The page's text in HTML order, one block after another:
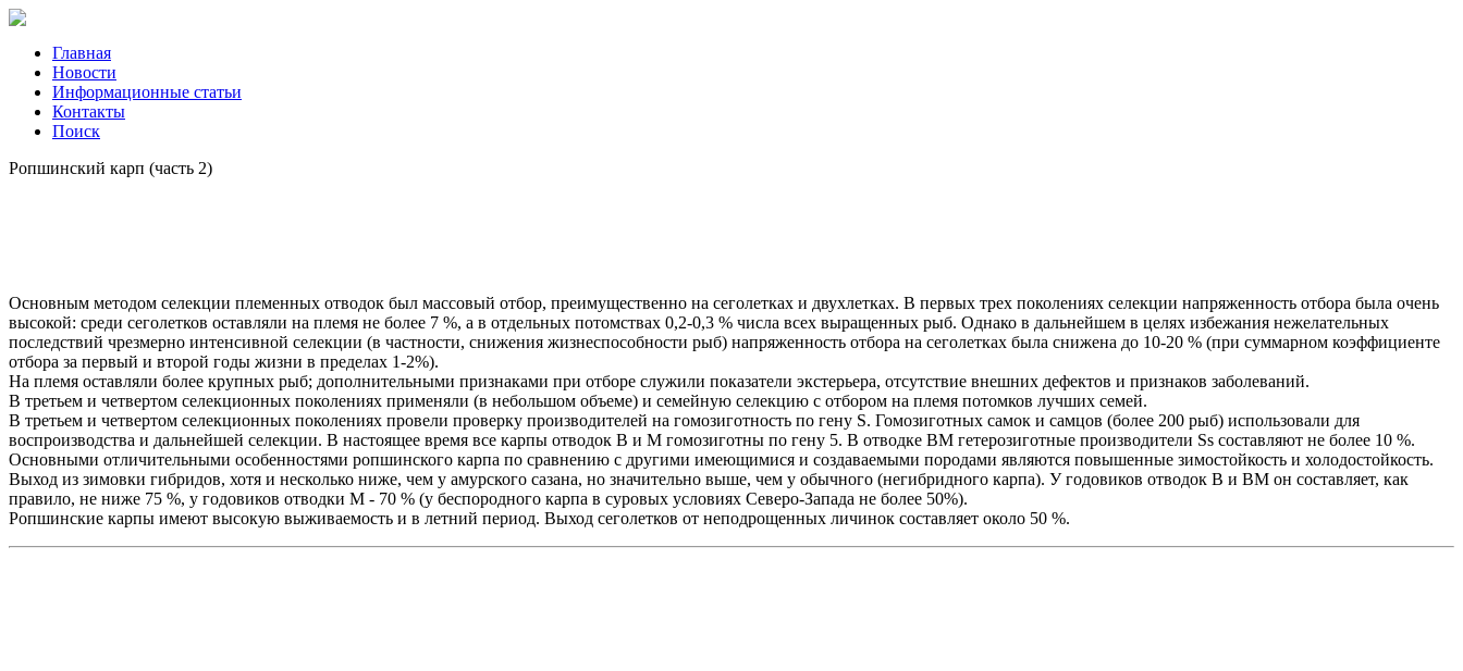
Главная
Новости
Информационные статьи
Контакты
Поиск
Ропшинский карп (часть 2)
Основным методом селекции племенных отводок был массовый отбор, преимущественно на сеголетках и двухлетках. В первых трех поколениях селекции напряженность отбора была очень
высокой: среди сеголетков оставляли на племя не более 7 %, а в отдельных потомствах 0,2-0,3 % числа всех выращенных рыб. Однако в дальнейшем в целях избежания нежелательных
последствий чрезмерно интенсивной селекции (в частности, снижения жизнеспособности рыб) напряженность отбора на сеголетках была снижена до 10-20 % (при суммарном коэффициенте
отбора за первый и второй годы жизни в пределах 1-2%).
На племя оставляли более крупных рыб; дополнительными признаками при отборе служили показатели экстерьера, отсутствие внешних дефектов и признаков заболеваний.
В третьем и четвертом селекционных поколениях применяли (в небольшом объеме) и семейную селекцию с отбором на племя потомков лучших семей.
В третьем и четвертом селекционных поколениях провели проверку производителей на гомозиготность по гену S. Гомозиготных самок и самцов (более 200 рыб) использовали для
воспроизводства и дальнейшей селекции. В настоящее время все карпы отводок В и M гомозиготны по гену 5. В отводке BM гетерозиготные производители Ss составляют не более 10 %.
Основными отличительными особенностями ропшинского карпа по сравнению с другими имеющимися и создаваемыми породами являются повышенные зимостойкость и холодостойкость.
Выход из зимовки гибридов, хотя и несколько ниже, чем у амурского сазана, но значительно выше, чем у обычного (негибридного карпа). У годовиков отводок В и BM он составляет, как
правило, не ниже 75 %, у годовиков отводки M - 70 % (у беспородного карпа в суровых условиях Северо-Запада не более 50%).
Ропшинские карпы имеют высокую выживаемость и в летний период. Выход сеголетков от неподрощенных личинок составляет около 50 %.